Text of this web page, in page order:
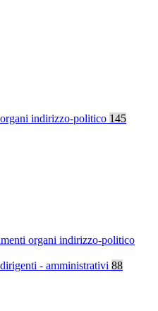
indirizzo-politico 145
organi indirizzo-politico
- amministrativi 88